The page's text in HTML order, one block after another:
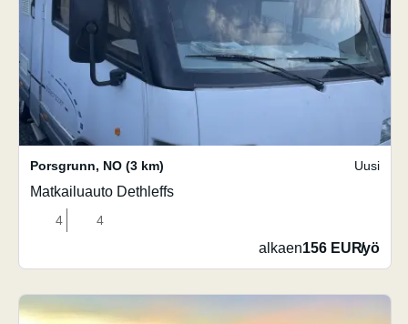
Porsgrunn, NO (3 km) Uusi
Matkailuauto Dethleffs
4 4
alkaen156 EUR/yö